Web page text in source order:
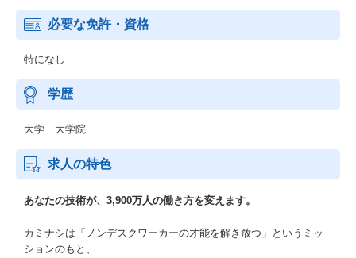
必要な免許・資格
特になし
学歴
大学 大学院
求人の特色
あなたの技術が、3,900万人の働き方を変えます。
カミナシは「ノンデスクワーカーの才能を解き放つ」というミッ
ションのもと、